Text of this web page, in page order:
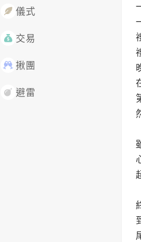
儀式
交易
揪團
避雷